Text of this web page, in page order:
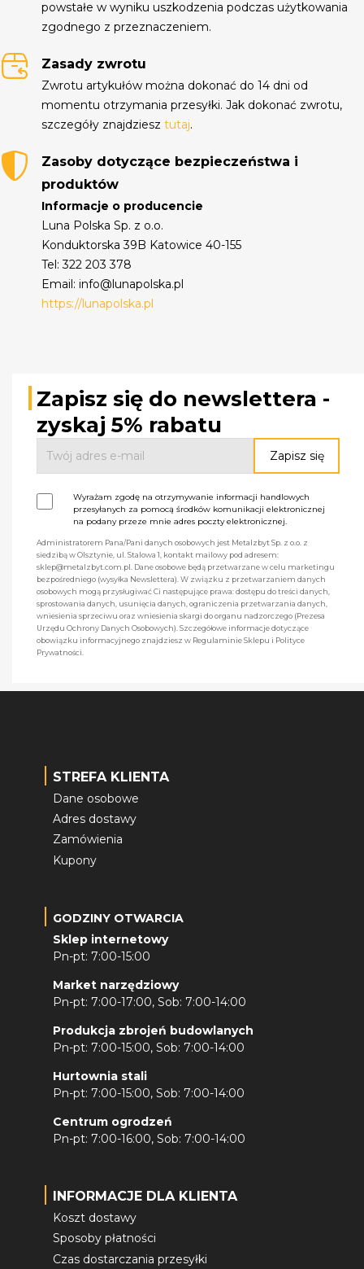
powstałe w wyniku uszkodzenia podczas użytkowania
zgodnego z przeznaczeniem.
Zasady zwrotu
Zwrotu artykułów można dokonać do 14 dni od
momentu otrzymania przesyłki. Jak dokonać zwrotu,
szczegóły znajdziesztutaj.
Zasoby dotyczące bezpieczeństwa i
produktów
Informacje o producencie
Luna Polska Sp. z o.o.
Konduktorska 39B Katowice 40-155
Tel: 322 203 378
Email: info@lunapolska.pl
https://lunapolska.pl
Zapisz się do newslettera -
zyskaj 5% rabatu
Wyrażam zgodę na otrzymywanie informacji handlowych
przesyłanych za pomocą środków komunikacji elektronicznej
na podany przeze mnie adres poczty elektronicznej.
Administratorem Pana/Pani danych osobowych jest Metalzbyt Sp. z o.o. z
siedzibą w Olsztynie, ul. Stalowa 1, kontakt mailowy pod adresem:
sklep@metalzbyt.com.pl. Dane osobowe będą przetwarzane w celu marketingu
bezpośredniego (wysyłka Newslettera). W związku z przetwarzaniem danych
osobowych mogą przysługiwać Ci następujące prawa: dostępu do treści danych,
sprostowania danych, usunięcia danych, ograniczenia przetwarzania danych,
wniesienia sprzeciwu oraz wniesienia skargi do organu nadzorczego (Prezesa
Urzędu Ochrony Danych Osobowych). Szczegółowe informacje dotyczące
obowiązku informacyjnego znajdziesz w Regulaminie Sklepu i Polityce
Prywatności.
STREFA KLIENTA
Dane osobowe
Adres dostawy
Zamówienia
Kupony
GODZINY OTWARCIA
Sklep internetowy
Pn-pt: 7:00-15:00
Market narzędziowy
Pn-pt: 7:00-17:00, Sob: 7:00-14:00
Produkcja zbrojeń budowlanych
Pn-pt: 7:00-15:00, Sob: 7:00-14:00
Hurtownia stali
Pn-pt: 7:00-15:00, Sob: 7:00-14:00
Centrum ogrodzeń
Pn-pt: 7:00-16:00, Sob: 7:00-14:00
INFORMACJE DLA KLIENTA
Koszt dostawy
Sposoby płatności
Czas dostarczania przesyłki